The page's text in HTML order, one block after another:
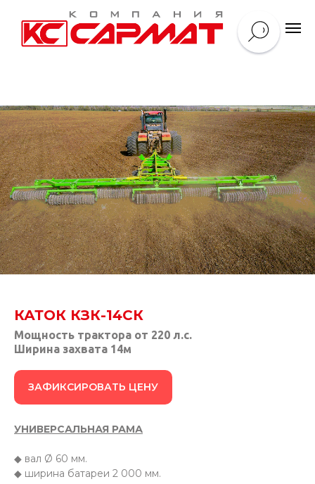
КАТОК КЗК-14CК
Мощность трактора от 220 л.с.
Ширина захвата 14м
ЗАФИКСИРОВАТЬ ЦЕНУ
УНИВЕРСАЛЬНАЯ РАМА
◆ вал Ø 60 мм.
◆ ширина батареи 2 000 мм.